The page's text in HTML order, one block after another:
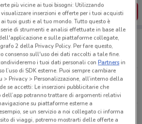
SCARICA L’APP
nelle vicinanze
Km. 197,5 Erbusco
Km. 197,5 Erbusco
più vicine ai tuoi bisogni: Utilizzando
inserzioni e offerte per i tuoi acquisti
tuoi gusti e al tuo mondo. Tutto questo è
di strumenti e analisi effettuate in base alle
e sulle piattaforme collegate,
2 della Privacy Policy. Per fare questo,
consenso sull'uso dei dati raccolti a tale fine.
i tuoi dati personali conPartnersin
l’uso di SDK esterne. Puoi sempre cambiare
> Privacy > Personalizzazione, all’interno della
se accetti: Le inserzioni pubblicitarie che
potranno trattare di argomenti relativi
su piattaforme esterne a
se un servizio a noi collegato ci informa
di viaggi, potremo mostrarti delle offerte a